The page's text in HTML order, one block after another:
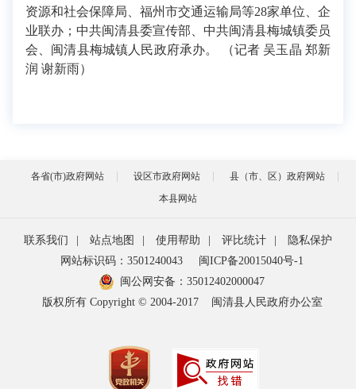
资源和社会保障局、福州市交通运输局等28家单位、企
业联办；中共闽清县委宣传部、中共闽清县梅城镇委员
会、闽清县梅城镇人民政府承办。 （记者 吴玉晶 郑新
润 谢新雨）
各省(市)政府网站 设区市政府网站
县（市、区）政府网站
本县网站
联系我们 | 站点地图 | 使用帮助 | 评比统计 |
隐私保护
网站标识码：3501240043
闽ICP备20015040号-1
闽公网安备： 35012402000047
版权所有 Copyright © 2004-2017
闽清县人民政府办公室